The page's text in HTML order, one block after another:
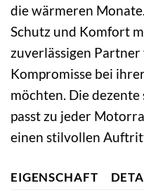
die wärmeren
Schutz und Komfort
zuverlässigen
Kompromisse bei
möchten. Die
passt zu jeder
einen stilvollen
EIGENSCHAFT